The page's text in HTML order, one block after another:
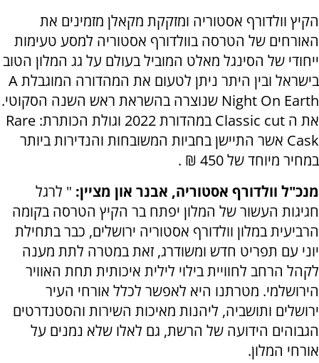
הקיץ וולדורף אסטוריה ומזקקת מקאלן מזמינים את
האורחים של הטרסה בוולדורף אסטוריה למסע טעימות
ייחודי של הסינגל מאלט המוביל בעולם על גג המלון הטוב
בישראל ובין היתר ניתן לטעום את המהדורה המוגבלת A
Night On Earth שנוצרה בהשראת ראש השנה הסקוטי.
את ה Classic cut במהדורת 2022 וגולת הכותרת: Rare
Cask אשר התיישן בחביות המשובחות והנדירות ביותר
במחיר מיוחד של 450 ₪ .
מנכ"ל וולדורף אסטוריה, אבנר און מציין: " לרגל
חגיגות העשור של המלון יפתח בר הקיץ הטרסה בקומה
הרביעית במלון וולדורף אסטוריה ירושלים, כבר בתחילת
יוני עם תפריט חדש ומשודרג, זאת במטרה לתת מענה
לקהל הרחב לחוויית בילוי לילית איכותית תחת האוויר
הירושלמי. מטרתנו היא לאפשר לכלל אורחי העיר
ירושלים ותושביה, ליהנות מאיכות השירות והסטנדרטים
הגבוהים הידועה של הרשת, גם לאלו שלא נמנים על
אורחי המלון.